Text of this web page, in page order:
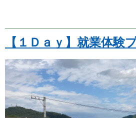
業種を選ぶ
実施月 を選ぶ
実施日数を選ぶ
【１Ｄａｙ】就業体験